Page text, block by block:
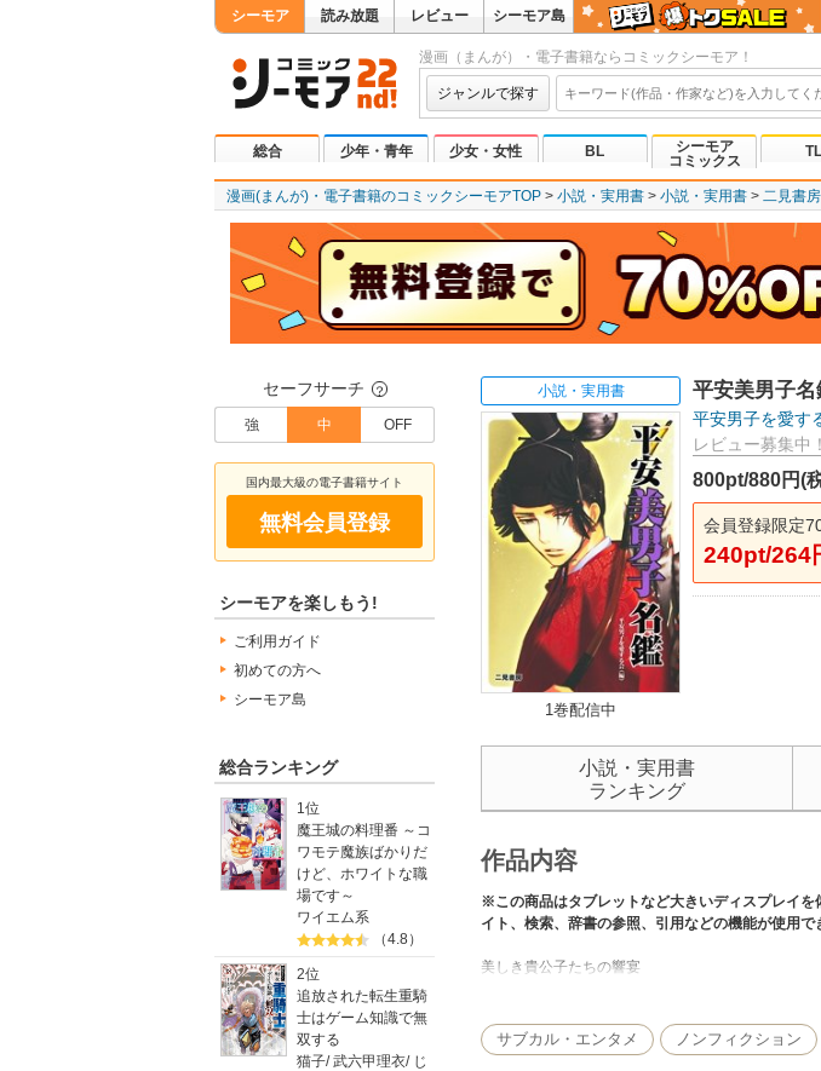
シーモア 読み放題 レビュー シーモア島
漫画（まんが）・電子書籍ならコミックシーモア！
ジャンルで探す
総合 少年・青年 少女・女性 BL
シーモア
コミックス
TL
漫画(まんが)・電子書籍のコミックシーモアTOP 小説・実用書 小説・実用書 二見書房
セーフサーチ ？
強 中 OFF
国内最大級の電子書籍サイト
無料会員登録
シーモアを楽しもう!
ご利用ガイド
初めての方へ
シーモア島
総合ランキング
1位
魔王城の料理番 ～コ
ワモテ魔族ばかりだ
けど、ホワイトな職
場です～
ワイエム系
（4.8）
2位
追放された転生重騎
士はゲーム知識で無
双する
猫子/武六甲理衣/ じ
小説・実用書
1巻配信中
平安美男子名
平安男子を愛す
レビュー募集中！
800pt/880円(
会員登録限定
240pt/264
小説・実用書
ランキング
作品内容
※この商品はタブレットなど大きいディスプレイ
イト、検索、辞書の参照、引用などの機能が使用で
美しき貴公子たちの響宴
第二章 平安バトル・ロワイヤル
第三章 平安のモンスターハンター
サブカル・エンタメ ノンフィクション